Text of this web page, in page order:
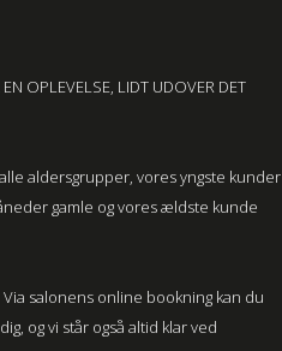
OPLEVELSE, LIDT UDOVER DET
aldersgrupper, vores yngste kunder
gamle og vores ældste kunde
salonens online bookning kan du
og vi står også altid klar ved